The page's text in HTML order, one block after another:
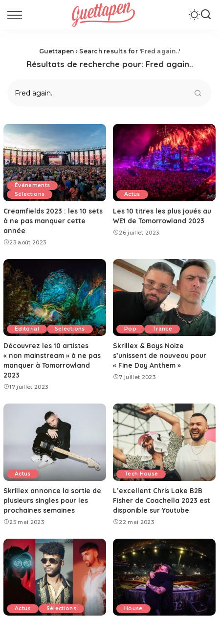
Guettapen › Search results for 'Fred again..'
Résultats de recherche pour: Fred again..
Événements
Sélections
Creamfields 2023 : les 10 sets
à ne pas manquer cette
année
23 août 2023
Actus
Les 10 titres les plus joués au
WE1 de Tomorrowland 2023
26 juillet 2023
Éditorial Sélections
Découvrez les 10 artistes
« non mainstream » à ne pas
manquer à Tomorrowland
2023
17 juillet 2023
Pop Trance
Skrillex & Boys Noize
s’unissent de nouveau pour
« Fine Day Anthem »
7 juillet 2023
Actus
Skrillex annonce la sortie de
plusieurs singles pour les
prochaines semaines
25 mai 2023
Tech House
L’excellent Chris Lake B2B
Fisher de Coachella 2023 est
disponible sur Youtube
22 mai 2023
Actus Sélections House